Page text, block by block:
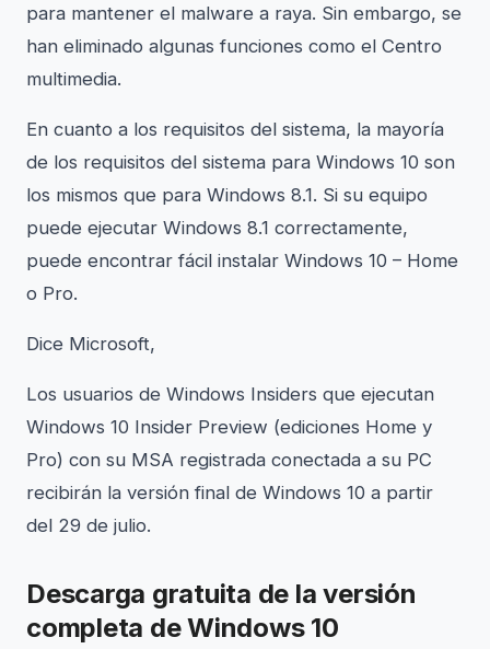
para mantener el malware a raya. Sin embargo, se
han eliminado algunas funciones como el Centro
multimedia.
En cuanto a los requisitos del sistema, la mayoría
de los requisitos del sistema para Windows 10 son
los mismos que para Windows 8.1. Si su equipo
puede ejecutar Windows 8.1 correctamente,
puede encontrar fácil instalar Windows 10 – Home
o Pro.
Dice Microsoft,
Los usuarios de Windows Insiders que ejecutan
Windows 10 Insider Preview (ediciones Home y
Pro) con su MSA registrada conectada a su PC
recibirán la versión final de Windows 10 a partir
del 29 de julio.
Descarga gratuita de la versión
completa de Windows 10